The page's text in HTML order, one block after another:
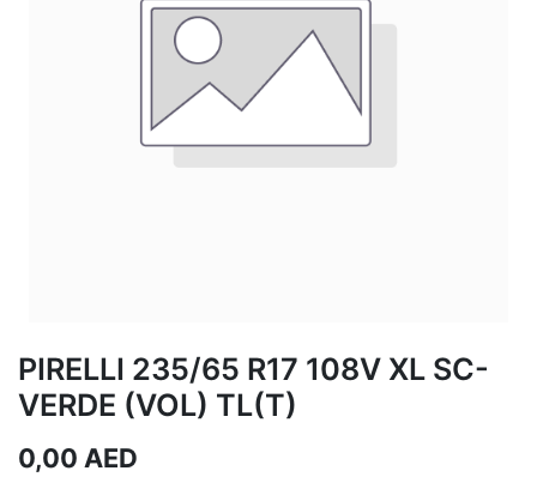
PIRELLI 235/65 R17 108V XL SC-
VERDE (VOL) TL(T)
0,00 AED